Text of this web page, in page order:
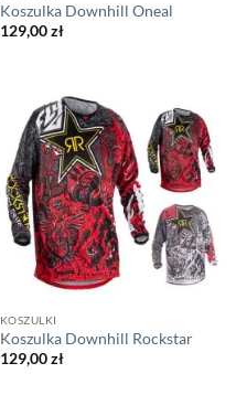
Koszulka Downhill Oneal
129,00zł
KOSZULKI
Koszulka Downhill Rockstar
129,00zł